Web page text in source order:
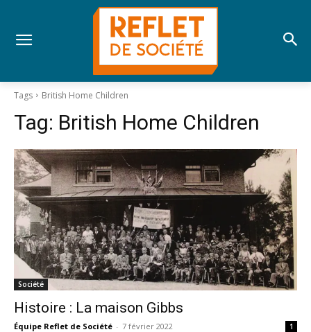
Tags British Home Children
Tag: British Home Children
Société
Histoire : La maison Gibbs
Équipe Reflet de Société - 7 février 2022 1